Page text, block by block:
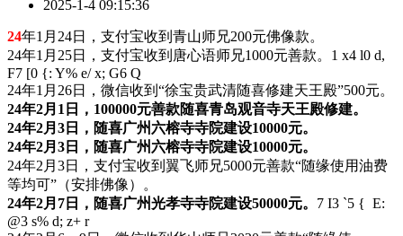
2025-1-4 09:15:36
24年1月24日，支付宝收到青山师兄200元佛像款。
24年1月25日，支付宝收到唐心语师兄1000元善款。 1 x4 l0 d,
F7 [0 {: Y% e/ x; G6 Q
24年1月26日，微信收到“徐宝贵武清随喜修建天王殿”500元。
24年2月1日，100000元善款随喜青岛观音寺天王殿修建。
24年2月3日，随喜广州六榕寺寺院建设10000元。
24年2月3日，随喜广州六榕寺寺院建设10000元。
24年2月3日，支付宝收到翼飞师兄5000元善款“随缘使用油费
等均可”（安排佛像）。
24年2月7日，随喜广州光孝寺寺院建设50000元。 7 I3 `5 { E:
@3 s% d; z+ r